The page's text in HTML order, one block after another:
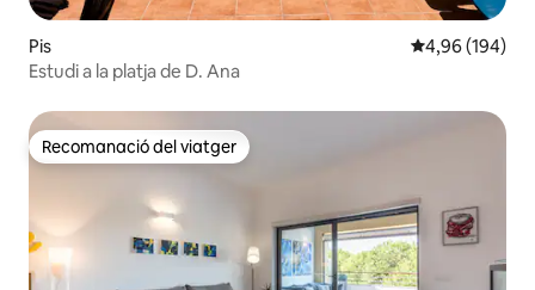
Pis 4,96 de
4,96 (194)
Estudi a la platja de D. Ana
Recomanació del viatger
Recomanació del viatger